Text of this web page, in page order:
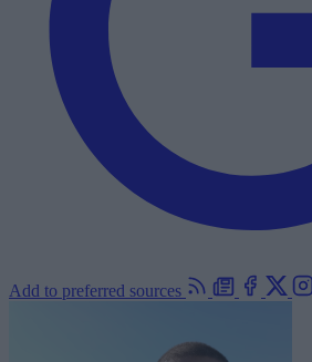
Add to preferred sources